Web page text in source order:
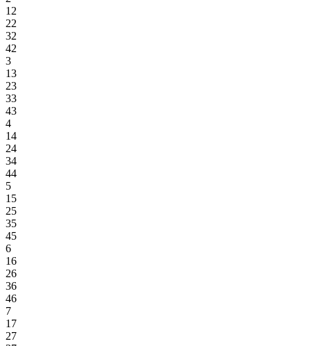
12
22
32
42
3
13
23
33
43
4
14
24
34
44
5
15
25
35
45
6
16
26
36
46
7
17
27